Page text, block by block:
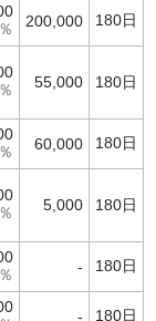
200,000 180日
55,000 180日
60,000 180日
5,000 180日
- 180日
- 180日